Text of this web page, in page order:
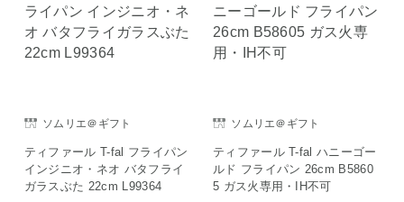
ソムリエ＠ギフト
ティファール T-fal フライパン
インジニオ・ネオ バタフライ
ガラスぶた 22cm L99364
ソムリエ＠ギフト
ティファール T-fal ハニーゴー
ルド フライパン 26cm B5860
5 ガス火専用・IH不可